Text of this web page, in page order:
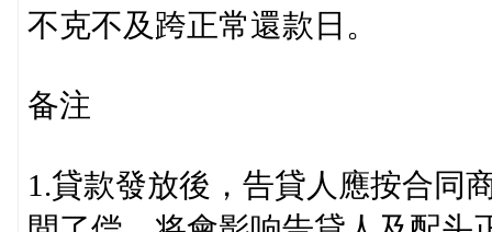
不克不及跨正常還款日。
备注
1.貸款發放後，告貸人應按合同